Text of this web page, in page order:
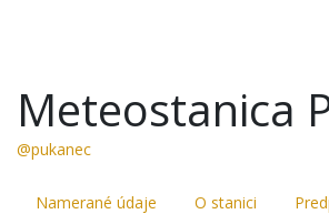
Meteostanica
@pukanec
Namerané údaje O stanici